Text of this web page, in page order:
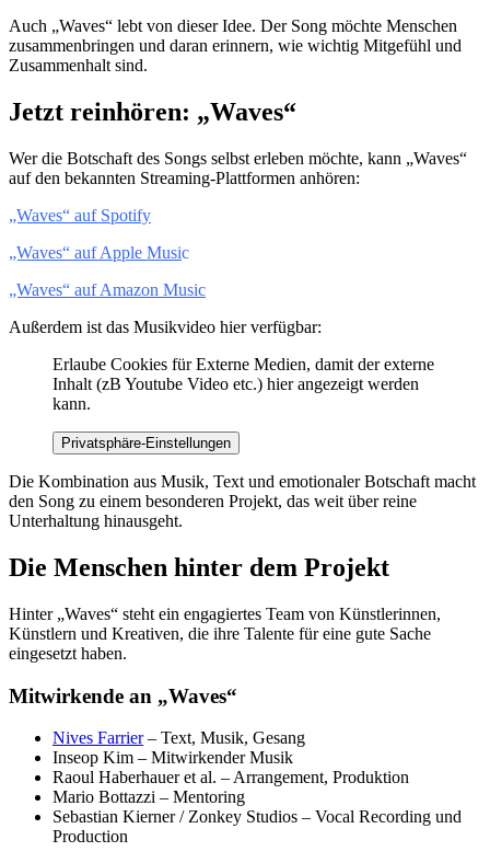
Auch „Waves“ lebt von dieser Idee. Der Song möchte Menschen
zusammenbringen und daran erinnern, wie wichtig Mitgefühl und
Zusammenhalt sind.
Jetzt reinhören: „Waves“
Wer die Botschaft des Songs selbst erleben möchte, kann „Waves“
auf den bekannten Streaming-Plattformen anhören:
„Waves“ auf Spotify
„Waves“ auf Apple Music
„Waves“ auf Amazon Music
Außerdem ist das Musikvideo hier verfügbar:
Erlaube Cookies für Externe Medien, damit der externe
Inhalt (zB Youtube Video etc.) hier angezeigt werden
kann.
Privatsphäre-Einstellungen
Die Kombination aus Musik, Text und emotionaler Botschaft macht
den Song zu einem besonderen Projekt, das weit über reine
Unterhaltung hinausgeht.
Die Menschen hinter dem Projekt
Hinter „Waves“ steht ein engagiertes Team von Künstlerinnen,
Künstlern und Kreativen, die ihre Talente für eine gute Sache
eingesetzt haben.
Mitwirkende an „Waves“
Nives Farrier– Text, Musik, Gesang
Inseop Kim – Mitwirkender Musik
Raoul Haberhauer et al. – Arrangement, Produktion
Mario Bottazzi – Mentoring
Sebastian Kierner / Zonkey Studios – Vocal Recording und
Production